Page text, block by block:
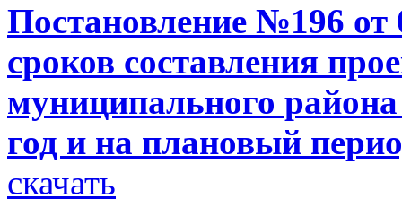
Постановление №196 от
сроков составления
муниципального
год и на плановый
скачать